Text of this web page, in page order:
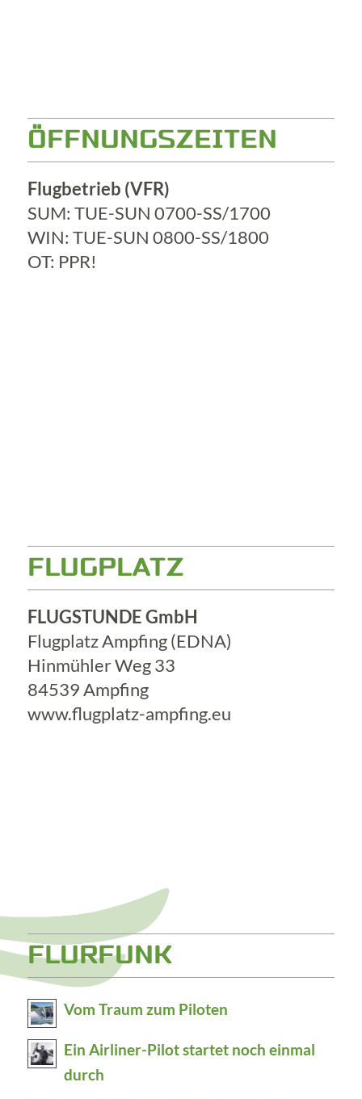
ÖFFNUNGSZEITEN
Flugbetrieb (VFR)
SUM: TUE-SUN 0700-SS/1700
WIN: TUE-SUN 0800-SS/1800
OT: PPR!
FLUGPLATZ
FLUGSTUNDE GmbH
Flugplatz Ampfing (EDNA)
Hinmühler Weg 33
84539 Ampfing
www.flugplatz-ampfing.eu
FLURFUNK
Vom Traum zum Piloten
Ein Airliner-Pilot startet noch einmal
durch